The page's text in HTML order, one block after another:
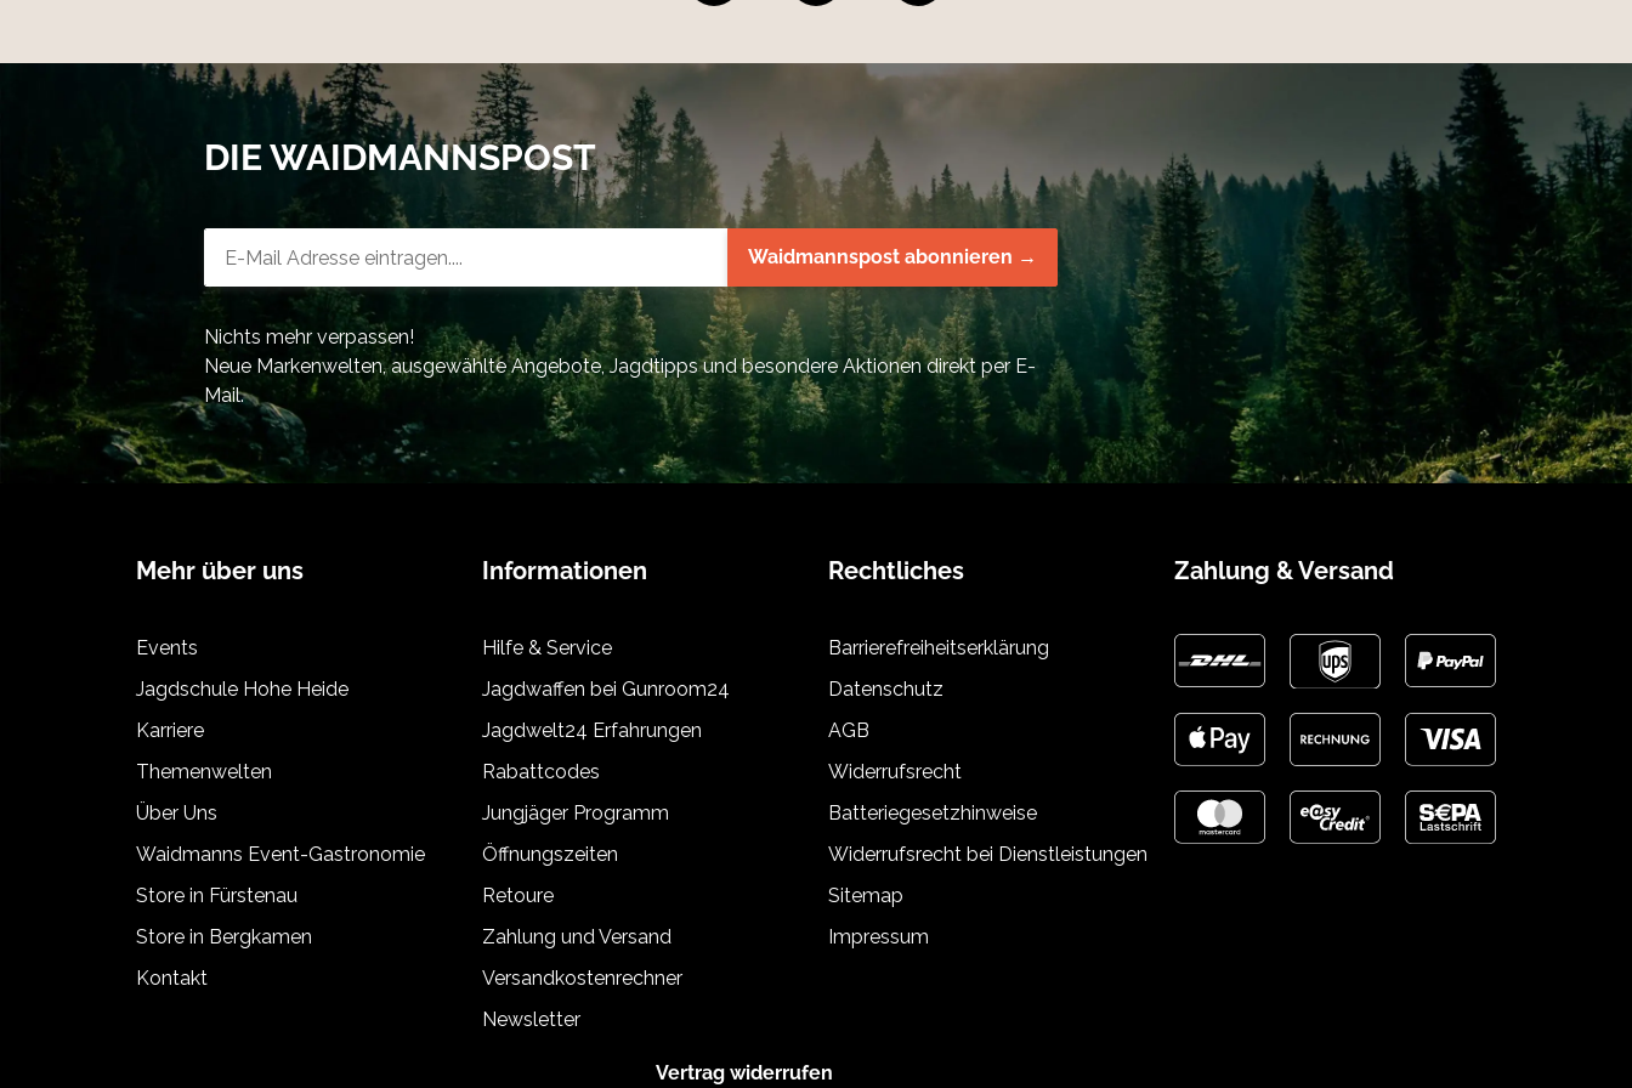
DIE WAIDMANNSPOST
Waidmannspost abonnieren →
Nichts mehr verpassen!
Neue Markenwelten, ausgewählte Angebote, Jagdtipps und besondere Aktionen direkt per E-
Mail.
Mehr über uns
Events
Jagdschule Hohe Heide
Karriere
Themenwelten
Über Uns
Waidmanns Event-Gastronomie
Store in Fürstenau
Store in Bergkamen
Kontakt
Informationen
Hilfe & Service
Jagdwaffen bei Gunroom24
Jagdwelt24 Erfahrungen
Rabattcodes
Jungjäger Programm
Öffnungszeiten
Retoure
Zahlung und Versand
Versandkostenrechner
Newsletter
Rechtliches
Barrierefreiheitserklärung
Datenschutz
AGB
Widerrufsrecht
Batteriegesetzhinweise
Widerrufsrecht bei Dienstleistungen
Sitemap
Impressum
Zahlung & Versand
Vertrag widerrufen